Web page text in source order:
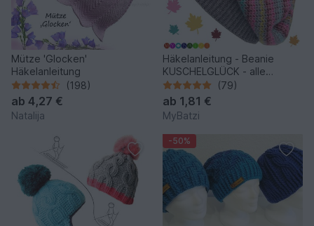
Mütze 'Glocken'
Häkelanleitung
(198)
ab 4,27 €
Natalija
Häkelanleitung - Beanie
KUSCHELGLÜCK - alle
Größen
(79)
ab 1,81 €
MyBatzi
-50%